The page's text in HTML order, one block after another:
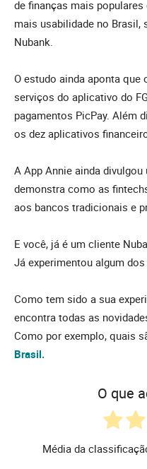
de finanças mais
mais usabilidade no Brasil,
Nubank.
O estudo ainda aponta que
serviços do aplicativo do
pagamentos PicPay. Além
os dez aplicativos
A App Annie ainda
demonstra como as
aos bancos tradicionais e
E você, já é um cliente
Já experimentou algum
Como tem sido a sua
encontra todas as
Como por exemplo, quais
Brasil.
O que
Média da